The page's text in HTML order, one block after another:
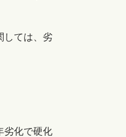
しては、劣
劣化で硬化